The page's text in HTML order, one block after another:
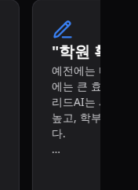
"2주 만에
리드AI를 도입하
강의를 진행했습
터 기반 문해력
었어요.
그 결과, 단 2주